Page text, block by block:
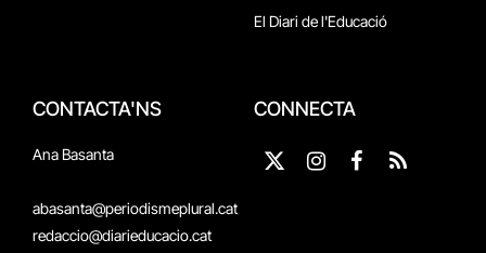
El Diari de l'Educació
CONTACTA'NS
Ana Basanta
abasanta@periodismeplural.cat
redaccio@diarieducacio.cat
CONNECTA
X
InstagramFacebook
RSS